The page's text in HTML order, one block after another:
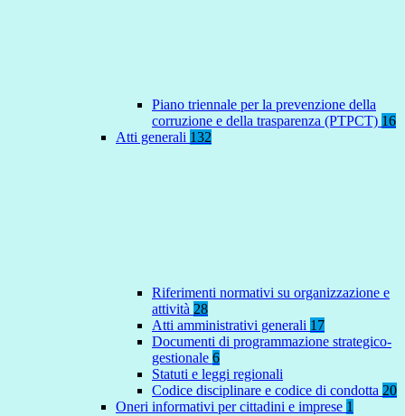
Piano triennale per la prevenzione della
corruzione e della trasparenza (PTPCT) 16
Atti generali 132
Riferimenti normativi su organizzazione e
attività 28
Atti amministrativi generali 17
Documenti di programmazione strategico-
gestionale 6
Statuti e leggi regionali
Codice disciplinare e codice di condotta 20
Oneri informativi per cittadini e imprese 1